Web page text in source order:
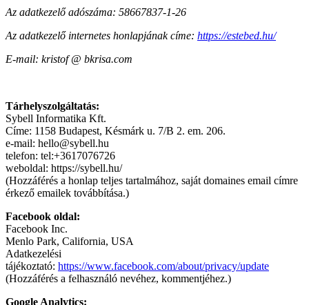
Az adatkezelő adószáma: 58667837-1-26
Az adatkezelő internetes honlapjának címe: https://estebed.hu/
E-mail: kristof @ bkrisa.com
Tárhelyszolgáltatás:
Sybell Informatika Kft.
Címe: 1158 Budapest, Késmárk u. 7/B 2. em. 206.
e-mail: hello@sybell.hu
telefon: tel:+3617076726
weboldal: https://sybell.hu/
(Hozzáférés a honlap teljes tartalmához, saját domaines email címre
érkező emailek továbbítása.)
Facebook oldal:
Facebook Inc.
Menlo Park, California, USA
Adatkezelési
tájékoztató: https://www.facebook.com/about/privacy/update
(Hozzáférés a felhasználó nevéhez, kommentjéhez.)
Google Analytics: